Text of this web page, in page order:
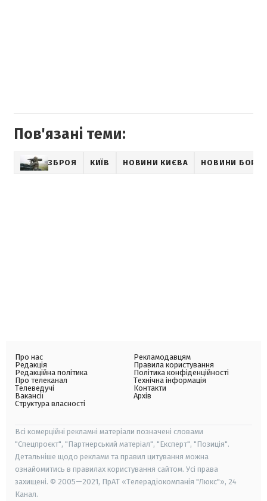
Пов'язані теми:
ЗБРОЯ КИЇВ НОВИНИ КИЄВА НОВИНИ
Про нас
Редакція
Редакційна політика
Про телеканал
Телеведучі
Вакансії
Структура власності
Рекламодавцям
Правила користування
Політика конфіденційності
Технічна інформація
Контакти
Архів
Всі комерційні рекламні матеріали позначені словами
"Спецпроєкт", "Партнерський матеріал", "Експерт", "Позиція".
Детальніше щодо реклами та правил цитування можна
ознайомитись в правилах користування сайтом. Усі права
захищені. © 2005—2021, ПрАТ «Телерадіокомпанія "Люкс"», 24
Канал.